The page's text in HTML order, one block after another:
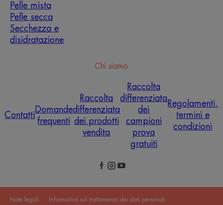
Pelle mista
Pelle secca
Secchezza e
disidratazione
Chi siamo
Contatti
Domande
frequenti
Raccolta
differenziata
dei prodotti
vendita
Raccolta
differenziata
dei
campioni
prova
gratuiti
Regolamenti,
termini e
condizioni
Note legali
Informativa sul trattamento dei dati personali